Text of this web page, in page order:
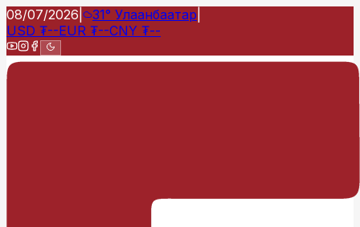
08/07/2026 31° Улаанбаатар
USD ₮--EUR ₮--CNY ₮--